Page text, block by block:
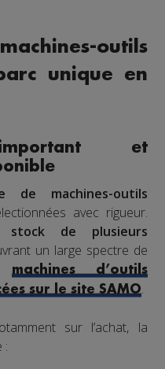
outils
unique en
et
de machines-outils
avec rigueur.
stock de plusieurs
un large spectre de
machines d’outils
sur le site SAMO.
sur l’achat, la
: